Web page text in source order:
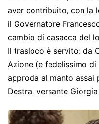
aver contribuito, con la
il Governatore
cambio di casacca del
Il trasloco è servito: da
Azione (e fedelissimo di
approda al manto
Destra, versante Giorgia